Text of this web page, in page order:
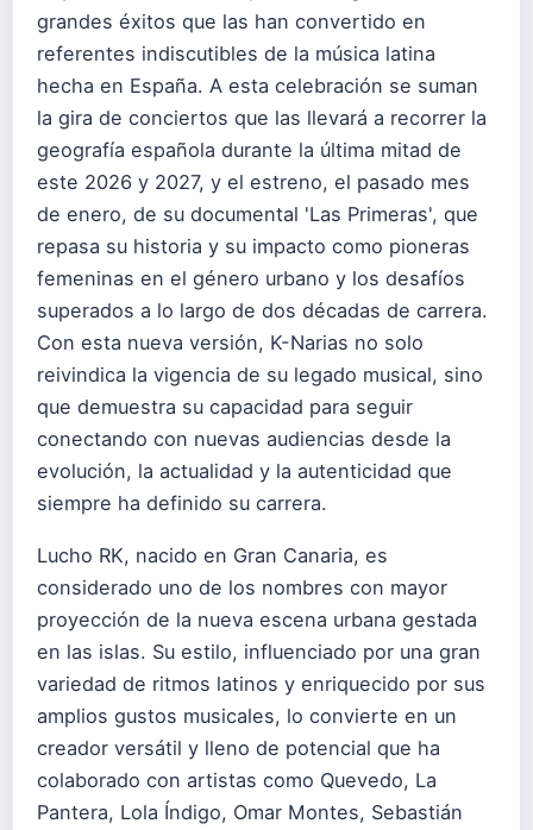
grandes éxitos que las han convertido en
referentes indiscutibles de la música latina
hecha en España. A esta celebración se suman
la gira de conciertos que las llevará a recorrer la
geografía española durante la última mitad de
este 2026 y 2027, y el estreno, el pasado mes
de enero, de su documental 'Las Primeras', que
repasa su historia y su impacto como pioneras
femeninas en el género urbano y los desafíos
superados a lo largo de dos décadas de carrera.
Con esta nueva versión, K-Narias no solo
reivindica la vigencia de su legado musical, sino
que demuestra su capacidad para seguir
conectando con nuevas audiencias desde la
evolución, la actualidad y la autenticidad que
siempre ha definido su carrera.
Lucho RK, nacido en Gran Canaria, es
considerado uno de los nombres con mayor
proyección de la nueva escena urbana gestada
en las islas. Su estilo, influenciado por una gran
variedad de ritmos latinos y enriquecido por sus
amplios gustos musicales, lo convierte en un
creador versátil y lleno de potencial que ha
colaborado con artistas como Quevedo, La
Pantera, Lola Índigo, Omar Montes, Sebastián